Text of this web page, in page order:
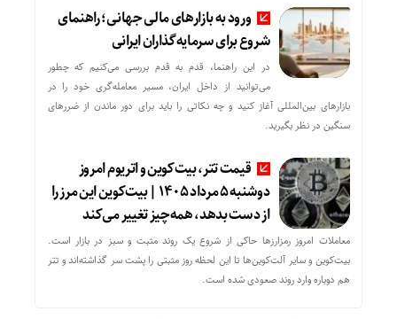
ورود به بازارهای مالی جهانی؛ راهنمای
شروع برای سرمایه‌گذاران ایرانی
در این راهنما، قدم به قدم بررسی می‌کنیم که چطور
می‌توانید از داخل ایران، مسیر معامله‌گری خود را در
بازارهای بین‌المللی آغاز کنید و چه نکاتی را باید برای دور ماندن از ضررهای
سنگین در نظر بگیرید.
قیمت تتر، بیت‌کوین و اتریوم امروز
دوشنبه ۵ مرداد ۱۴۰۵ | بیت‌کوین این مرز را
از دست بدهد، همه‌چیز تغییر می‌کند
معاملات امروز رمزارز‌ها حاکی از شروع یک روند مثبت و سبز در بازار است.
بیت‌کوین و سایر آلت‌کوین‌ها تا این لحظه روز مثبتی را پشت سر گذاشته‌اند و تتر
هم دوباره وارد روند صعودی شده است.